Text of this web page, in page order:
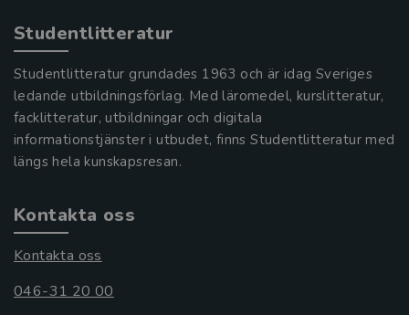
Studentlitteratur
Studentlitteratur grundades 1963 och är idag Sveriges
ledande utbildningsförlag. Med läromedel, kurslitteratur,
facklitteratur, utbildningar och digitala
informationstjänster i utbudet, finns Studentlitteratur med
längs hela kunskapsresan.
Kontakta oss
Kontakta oss
046-31 20 00